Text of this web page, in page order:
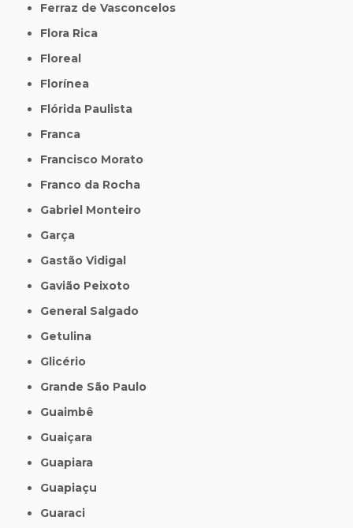
Ferraz de Vasconcelos
Flora Rica
Floreal
Florínea
Flórida Paulista
Franca
Francisco Morato
Franco da Rocha
Gabriel Monteiro
Garça
Gastão Vidigal
Gavião Peixoto
General Salgado
Getulina
Glicério
Grande São Paulo
Guaimbê
Guaiçara
Guapiara
Guapiaçu
Guaraci